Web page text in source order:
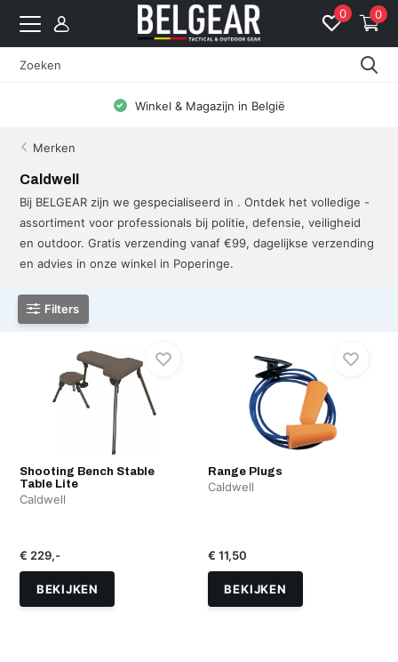
0 0
Winkel & Magazijn in België
Merken
Caldwell
Bij BELGEAR zijn we gespecialiseerd in . Ontdek het volledige -
assortiment voor professionals bij politie, defensie, veiligheid
en outdoor. Gratis verzending vanaf €99, dagelijkse verzending
en advies in onze winkel in Poperinge.
Filters
Shooting Bench Stable
Table Lite
Caldwell
€ 229,-
BEKIJKEN
Range Plugs
Caldwell
€ 11,50
BEKIJKEN